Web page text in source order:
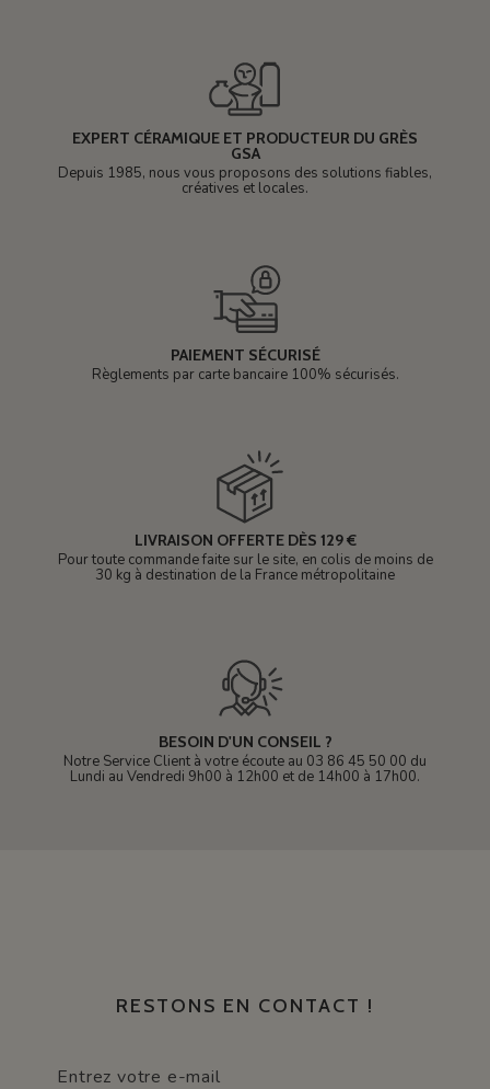
EXPERT CÉRAMIQUE ET PRODUCTEUR DU GRÈS
GSA
Depuis 1985, nous vous proposons des solutions fiables,
créatives et locales.
PAIEMENT SÉCURISÉ
Règlements par carte bancaire 100% sécurisés.
LIVRAISON OFFERTE DÈS 129 €
Pour toute commande faite sur le site, en colis de moins de
30 kg à destination de la France métropolitaine
BESOIN D'UN CONSEIL ?
Notre Service Client à votre écoute au 03 86 45 50 00 du
Lundi au Vendredi 9h00 à 12h00 et de 14h00 à 17h00.
RESTONS EN CONTACT !